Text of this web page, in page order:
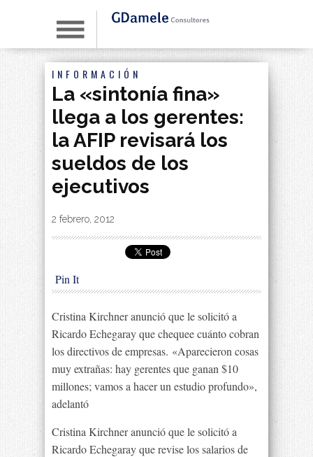
INFORMACIÓN
La «sintonía fina»
llega a los gerentes:
la AFIP revisará los
sueldos de los
ejecutivos
By|
2 febrero, 2012
Pin It
Cristina Kirchner anunció que le solicitó a
Ricardo Echegaray que chequee cuánto cobran
los directivos de empresas. «Aparecieron cosas
muy extrañas: hay gerentes que ganan $10
millones; vamos a hacer un estudio profundo»,
adelantó
Cristina Kirchner anunció que le solicitó a
Ricardo Echegaray que revise los salarios de